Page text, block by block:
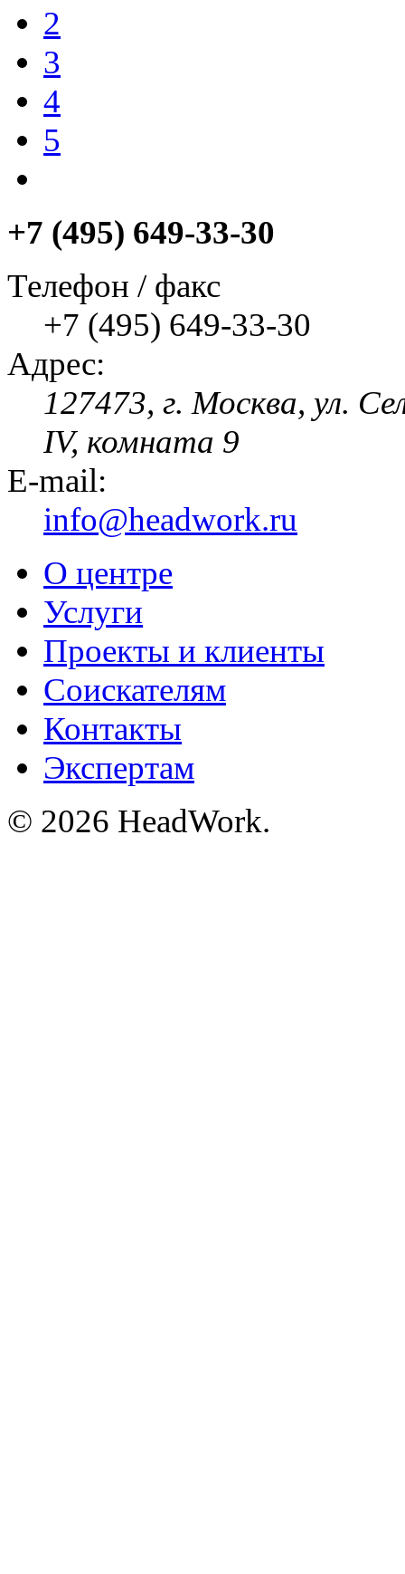
2
3
4
5
+7 (495) 649-33-30
Телефон / факс
+7 (495) 649-33-30
Адрес:
127473, г. Москва, ул.
IV, комната 9
E-mail:
info@headwork.ru
О центре
Услуги
Проекты и клиенты
Соискателям
Контакты
Экспертам
© 2026 HeadWork.